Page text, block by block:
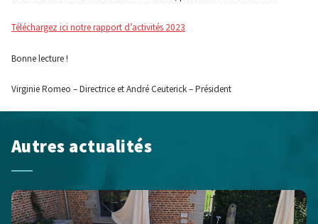
Téléchargez ici notre rapport d’activités 2023
Bonne lecture !
Virginie Romeo – Directrice et André Ceuterick – Président
Autres actualités